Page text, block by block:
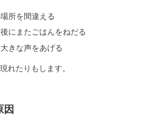
所を間違える
にまたごはんをねだる
きな声をあげる
れたりもします。
因